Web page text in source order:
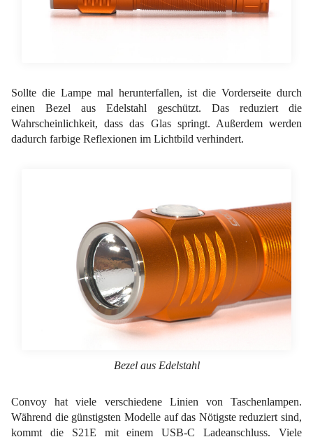
Sollte die Lampe mal herunterfallen, ist die Vorderseite durch
einen Bezel aus Edelstahl geschützt. Das reduziert die
Wahrscheinlichkeit, dass das Glas springt. Außerdem werden
dadurch farbige Reflexionen im Lichtbild verhindert.
Bezel aus Edelstahl
Convoy hat viele verschiedene Linien von Taschenlampen.
Während die günstigsten Modelle auf das Nötigste reduziert sind,
kommt die S21E mit einem USB-C Ladeanschluss. Viele